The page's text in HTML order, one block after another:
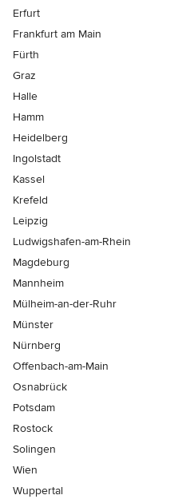
Erfurt
Frankfurt am Main
Fürth
Graz
Halle
Hamm
Heidelberg
Ingolstadt
Kassel
Krefeld
Leipzig
Ludwigshafen-am-Rhein
Magdeburg
Mannheim
Mülheim-an-der-Ruhr
Münster
Nürnberg
Offenbach-am-Main
Osnabrück
Potsdam
Rostock
Solingen
Wien
Wuppertal